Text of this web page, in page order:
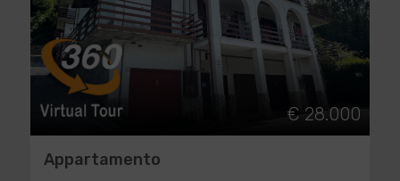
€ 28.000
Appartamento